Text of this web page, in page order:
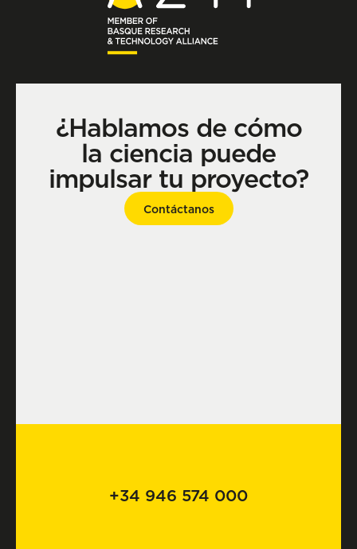
¿Hablamos de cómo
la ciencia puede
impulsar tu proyecto?
Contáctanos
+34 946 574 000